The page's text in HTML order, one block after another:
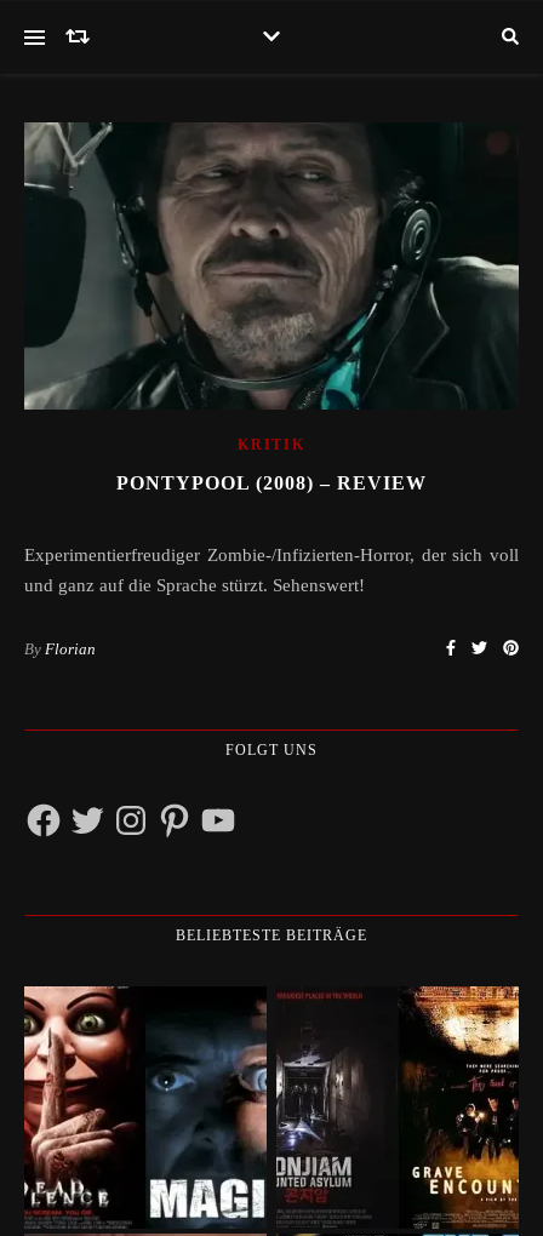
KRITIK
PONTYPOOL (2008) – REVIEW
Experimentierfreudiger Zombie-/Infizierten-Horror, der sich voll
und ganz auf die Sprache stürzt. Sehenswert!
By Florian
FOLGT UNS
FacebookTwitterInstagramPinterestYouTube
BELIEBTESTE BEITRÄGE